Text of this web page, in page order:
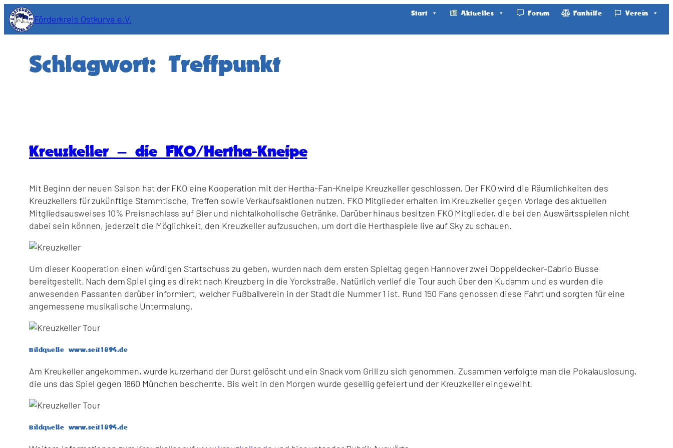
Zum
Inhalt
Förderkreis Ostkurve e.V.
Start Aktuelles Forum Fanhilfe Verein
Schlagwort:Treffpunkt
Kreuzkeller – die FKO/Hertha-Kneipe
Mit Beginn der neuen Saison hat der FKO eine Kooperation mit der Hertha-Fan-Kneipe Kreuzkeller geschlossen. Der FKO wird die Räumlichkeiten des
Kreuzkellers für zukünftige Stammtische, Treffen sowie Verkaufsaktionen nutzen. FKO Mitglieder erhalten im Kreuzkeller gegen Vorlage des aktuellen
Mitgliedsausweises 10% Preisnachlass auf Bier und nichtalkoholische Getränke. Darüber hinaus besitzen FKO Mitglieder, die bei den Auswärtsspielen nicht
dabei sein können, jederzeit die Möglichkeit, den Kreuzkeller aufzusuchen, um dort die Herthaspiele live auf Sky zu schauen.
Um dieser Kooperation einen würdigen Startschuss zu geben, wurden nach dem ersten Spieltag gegen Hannover zwei Doppeldecker-Cabrio Busse
bereitgestellt. Nach dem Spiel ging es direkt nach Kreuzberg in die Yorckstraße. Natürlich verlief die Tour auch über den Kudamm und es wurden die
anwesenden Passanten darüber informiert, welcher Fußballverein in der Stadt die Nummer 1 ist. Rund 150 Fans genossen diese Fahrt und sorgten für eine
angemessene musikalische Untermalung.
Bildquelle www.seit1894.de
Am Kreukeller angekommen, wurde kurzerhand der Durst gelöscht und ein Snack vom Grill zu sich genommen. Zusammen verfolgte man die Pokalauslosung,
die uns das Spiel gegen 1860 München bescherrte. Bis weit in den Morgen wurde gesellig gefeiert und der Kreuzkeller eingeweiht.
Bildquelle www.seit1894.de